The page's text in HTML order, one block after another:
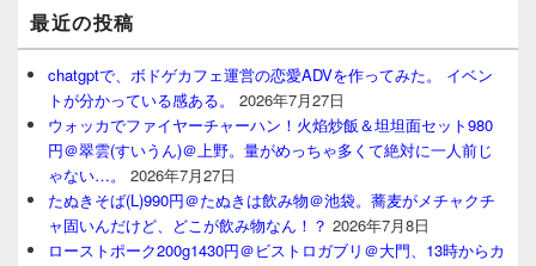
最近の投稿
chatgptで、ボドゲカフェ運営の恋愛ADVを作ってみた。 イベン
トが分かっている感ある。
2026年7月27日
ウォッカでファイヤーチャーハン！火焰炒飯＆坦坦面セット980
円＠翠雲(すいうん)＠上野。量がめっちゃ多くて絶対に一人前じ
ゃない…。
2026年7月27日
たぬきそば(L)990円＠たぬきは飲み物＠池袋。蕎麦がメチャクチ
ャ固いんだけど、どこが飲み物なん！？ 2026年7月8日
ローストポーク200g1430円＠ビストロガブリ＠大門、13時からカ